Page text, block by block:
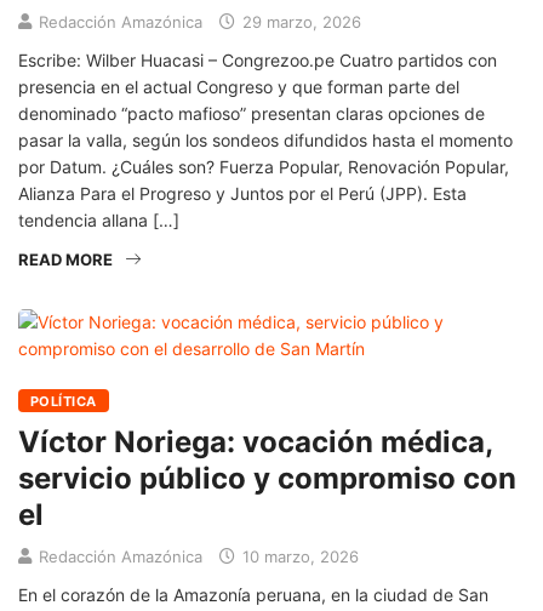
Redacción Amazónica 29 marzo, 2026
Escribe: Wilber Huacasi – Congrezoo.pe Cuatro partidos con
presencia en el actual Congreso y que forman parte del
denominado “pacto mafioso” presentan claras opciones de
pasar la valla, según los sondeos difundidos hasta el momento
por Datum. ¿Cuáles son? Fuerza Popular, Renovación Popular,
Alianza Para el Progreso y Juntos por el Perú (JPP). Esta
tendencia allana […]
READ MORE
POLÍTICA
Víctor Noriega: vocación médica,
servicio público y compromiso con
el
Redacción Amazónica 10 marzo, 2026
En el corazón de la Amazonía peruana, en la ciudad de San